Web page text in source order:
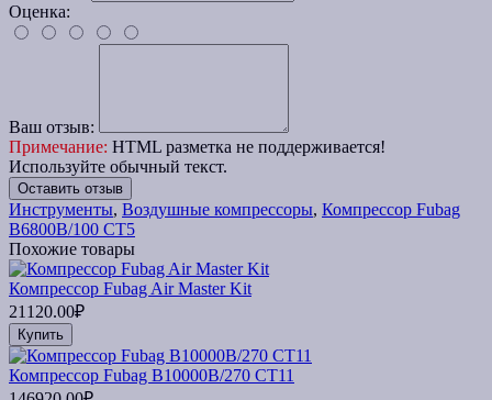
Оценка:
Ваш отзыв:
Примечание: HTML разметка не поддерживается!
Используйте обычный текст.
Оставить отзыв
Инструменты, Воздушные компрессоры, Компрессор Fubag
B6800B/100 CT5
Похожие товары
Компрессор Fubag Air Master Kit
21120.00₽
Купить
Компрессор Fubag B10000B/270 CT11